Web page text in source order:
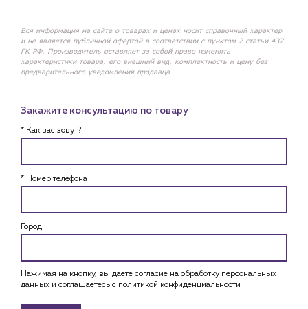
Вся информация на сайте о товарах и ценах носит справочный характер
и не является публичной офертой в соответствии с пунктом 2 статьи 437
ГК РФ. Производитель оставляет за собой право изменять
характеристики товара, его внешний вид, комплектность и цену без
предварительного уведомления продавца
Закажите консультацию по товару
* Как вас зовут?
* Номер телефона
Город
Нажимая на кнопку, вы даете согласие на обработку персональных
данных и соглашаетесь c политикой конфиденциальности